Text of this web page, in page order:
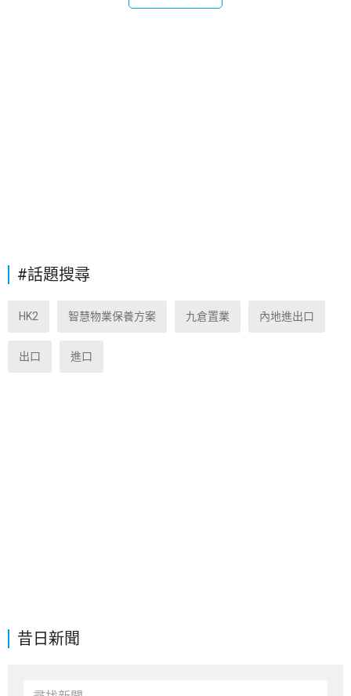
昔日新聞
#話題搜尋
HK2 智慧物業保養方案 九倉置業 內地進出口
出口 進口